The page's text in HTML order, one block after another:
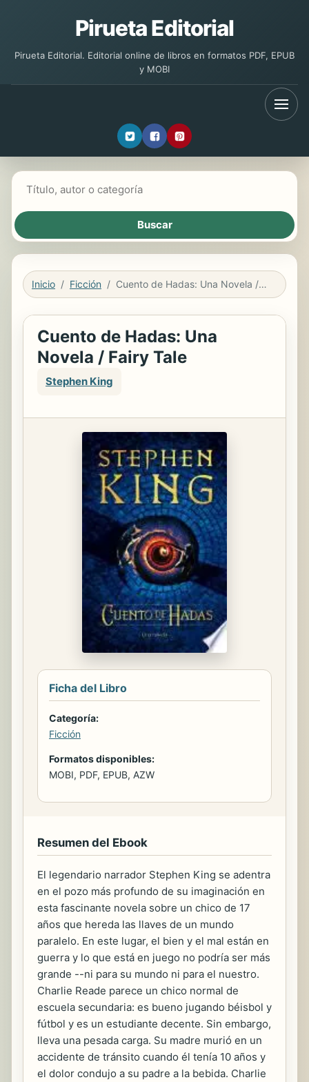
Pirueta Editorial
Pirueta Editorial. Editorial online de libros en formatos PDF, EPUB
y MOBI
Inicio Ficción Cuento de Hadas: Una Novela / Fairy Tale
Cuento de Hadas: Una
Novela / Fairy Tale
Stephen King
Ficha del Libro
Categoría:
Ficción
Formatos disponibles:
MOBI, PDF, EPUB, AZW
Resumen del Ebook
El legendario narrador Stephen King se adentra
en el pozo más profundo de su imaginación en
esta fascinante novela sobre un chico de 17
años que hereda las llaves de un mundo
paralelo. En este lugar, el bien y el mal están en
guerra y lo que está en juego no podría ser más
grande --ni para su mundo ni para el nuestro.
Charlie Reade parece un chico normal de
escuela secundaria: es bueno jugando béisbol y
fútbol y es un estudiante decente. Sin embargo,
lleva una pesada carga. Su madre murió en un
accidente de tránsito cuando él tenía 10 años y
el dolor condujo a su padre a la bebida. Charlie